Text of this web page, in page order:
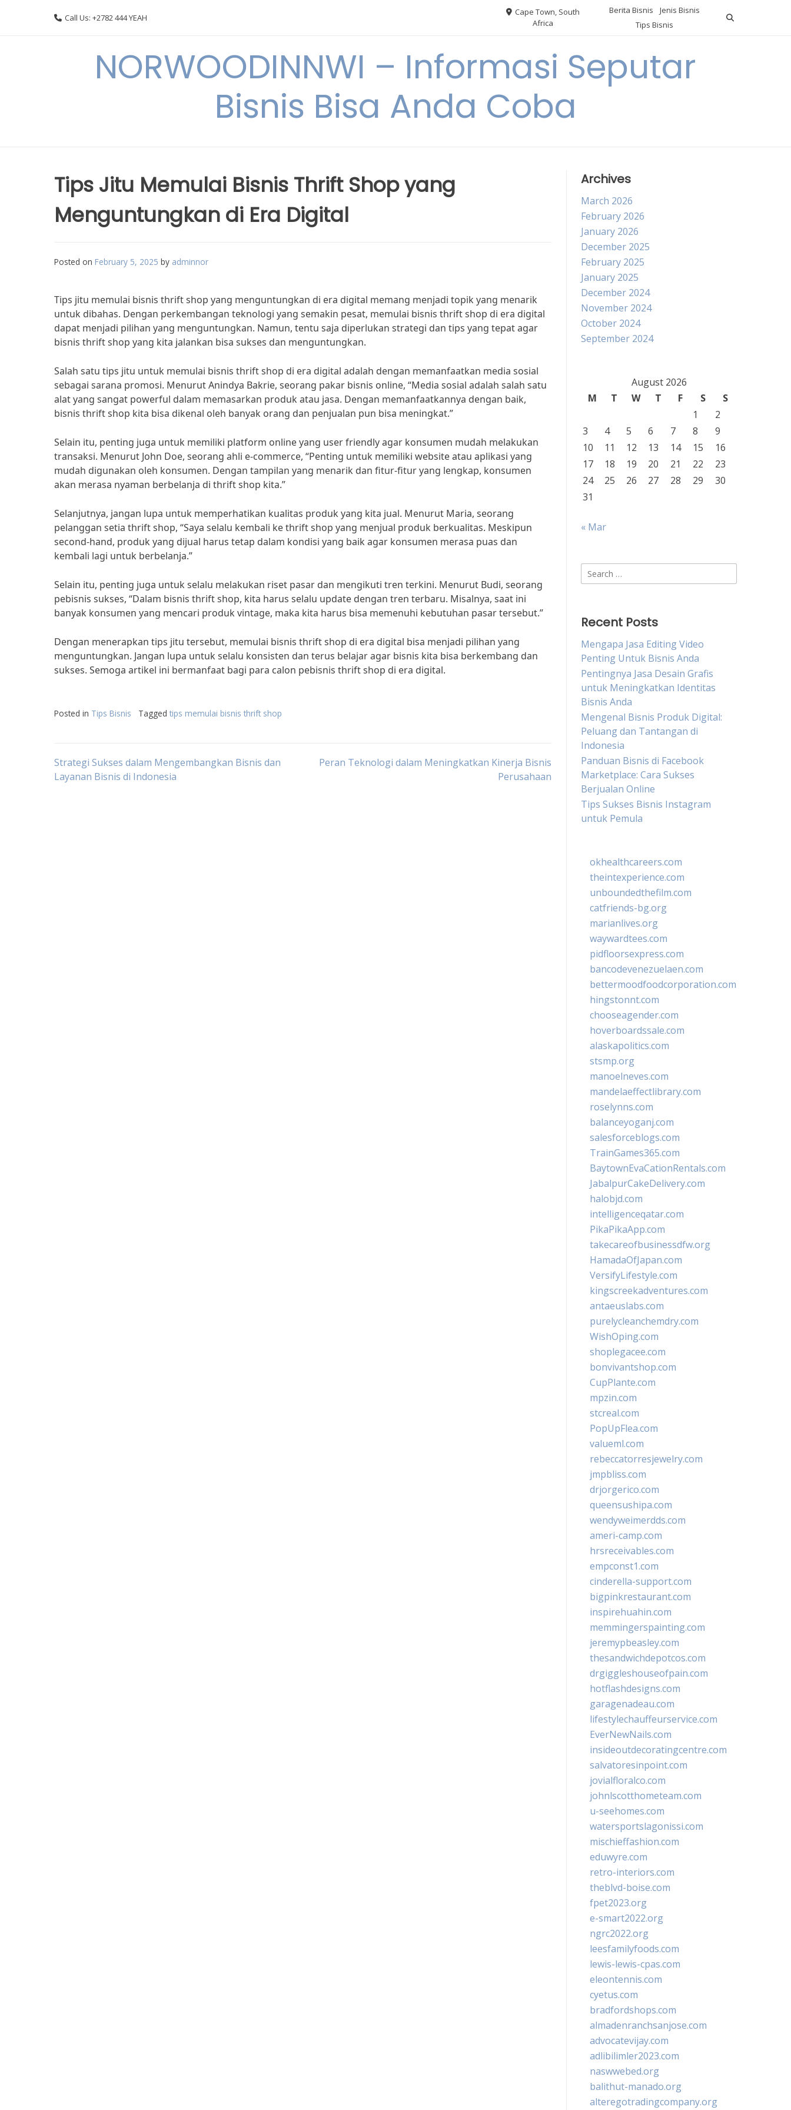
Call Us: +2782 444 YEAH
Cape Town, South
Africa
Berita Bisnis
Jenis Bisnis
Tips Bisnis
NORWOODINNWI – Informasi Seputar
Bisnis Bisa Anda Coba
Tips Jitu Memulai Bisnis Thrift Shop yang
Menguntungkan di Era Digital
Posted on February 5, 2025 by adminnor
Tips jitu memulai bisnis thrift shop yang menguntungkan di era digital memang menjadi topik yang menarik
untuk dibahas. Dengan perkembangan teknologi yang semakin pesat, memulai bisnis thrift shop di era digital
dapat menjadi pilihan yang menguntungkan. Namun, tentu saja diperlukan strategi dan tips yang tepat agar
bisnis thrift shop yang kita jalankan bisa sukses dan menguntungkan.
Salah satu tips jitu untuk memulai bisnis thrift shop di era digital adalah dengan memanfaatkan media sosial
sebagai sarana promosi. Menurut Anindya Bakrie, seorang pakar bisnis online, “Media sosial adalah salah satu
alat yang sangat powerful dalam memasarkan produk atau jasa. Dengan memanfaatkannya dengan baik,
bisnis thrift shop kita bisa dikenal oleh banyak orang dan penjualan pun bisa meningkat.”
Selain itu, penting juga untuk memiliki platform online yang user friendly agar konsumen mudah melakukan
transaksi. Menurut John Doe, seorang ahli e-commerce, “Penting untuk memiliki website atau aplikasi yang
mudah digunakan oleh konsumen. Dengan tampilan yang menarik dan fitur-fitur yang lengkap, konsumen
akan merasa nyaman berbelanja di thrift shop kita.”
Selanjutnya, jangan lupa untuk memperhatikan kualitas produk yang kita jual. Menurut Maria, seorang
pelanggan setia thrift shop, “Saya selalu kembali ke thrift shop yang menjual produk berkualitas. Meskipun
second-hand, produk yang dijual harus tetap dalam kondisi yang baik agar konsumen merasa puas dan
kembali lagi untuk berbelanja.”
Selain itu, penting juga untuk selalu melakukan riset pasar dan mengikuti tren terkini. Menurut Budi, seorang
pebisnis sukses, “Dalam bisnis thrift shop, kita harus selalu update dengan tren terbaru. Misalnya, saat ini
banyak konsumen yang mencari produk vintage, maka kita harus bisa memenuhi kebutuhan pasar tersebut.”
Dengan menerapkan tips jitu tersebut, memulai bisnis thrift shop di era digital bisa menjadi pilihan yang
menguntungkan. Jangan lupa untuk selalu konsisten dan terus belajar agar bisnis kita bisa berkembang dan
sukses. Semoga artikel ini bermanfaat bagi para calon pebisnis thrift shop di era digital.
Posted in Tips Bisnis Tagged tips memulai bisnis thrift shop
Post
Strategi Sukses dalam Mengembangkan Bisnis dan
Layanan Bisnis di Indonesia
Peran Teknologi dalam Meningkatkan Kinerja Bisnis
Perusahaan
Archives
March 2026
February 2026
January 2026
December 2025
February 2025
January 2025
December 2024
November 2024
October 2024
September 2024
August 2026
M
T W T F S
S
1
2
3
4 5 6 7 8
9
10
11 12 13 14 15
16
17
18 19 20 21 22
23
24
25 26 27 28 29
30
31
« Mar
Search
for:
Recent Posts
Mengapa Jasa Editing Video
Penting Untuk Bisnis Anda
Pentingnya Jasa Desain Grafis
untuk Meningkatkan Identitas
Bisnis Anda
Mengenal Bisnis Produk Digital:
Peluang dan Tantangan di
Indonesia
Panduan Bisnis di Facebook
Marketplace: Cara Sukses
Berjualan Online
Tips Sukses Bisnis Instagram
untuk Pemula
okhealthcareers.com
theintexperience.com
unboundedthefilm.com
catfriends-bg.org
marianlives.org
waywardtees.com
pidfloorsexpress.com
bancodevenezuelaen.com
bettermoodfoodcorporation.com
hingstonnt.com
chooseagender.com
hoverboardssale.com
alaskapolitics.com
stsmp.org
manoelneves.com
mandelaeffectlibrary.com
roselynns.com
balanceyoganj.com
salesforceblogs.com
TrainGames365.com
BaytownEvaCationRentals.com
JabalpurCakeDelivery.com
halobjd.com
intelligenceqatar.com
PikaPikaApp.com
takecareofbusinessdfw.org
HamadaOfJapan.com
VersifyLifestyle.com
kingscreekadventures.com
antaeuslabs.com
purelycleanchemdry.com
WishOping.com
shoplegacee.com
bonvivantshop.com
CupPlante.com
mpzin.com
stcreal.com
PopUpFlea.com
valueml.com
rebeccatorresjewelry.com
jmpbliss.com
drjorgerico.com
queensushipa.com
wendyweimerdds.com
ameri-camp.com
hrsreceivables.com
empconst1.com
cinderella-support.com
bigpinkrestaurant.com
inspirehuahin.com
memmingerspainting.com
jeremypbeasley.com
thesandwichdepotcos.com
drgiggleshouseofpain.com
hotflashdesigns.com
garagenadeau.com
lifestylechauffeurservice.com
EverNewNails.com
insideoutdecoratingcentre.com
salvatoresinpoint.com
jovialfloralco.com
johnlscotthometeam.com
u-seehomes.com
watersportslagonissi.com
mischieffashion.com
eduwyre.com
retro-interiors.com
theblvd-boise.com
fpet2023.org
e-smart2022.org
ngrc2022.org
leesfamilyfoods.com
lewis-lewis-cpas.com
eleontennis.com
cyetus.com
bradfordshops.com
almadenranchsanjose.com
advocatevijay.com
adlibilimler2023.com
naswwebed.org
balithut-manado.org
alteregotradingcompany.org